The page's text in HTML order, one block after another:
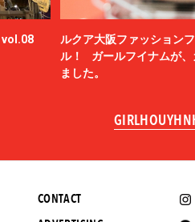
vol.08
ルクア大阪ファッション
ル！ ガールフイナムが、
ました。
CONTACT